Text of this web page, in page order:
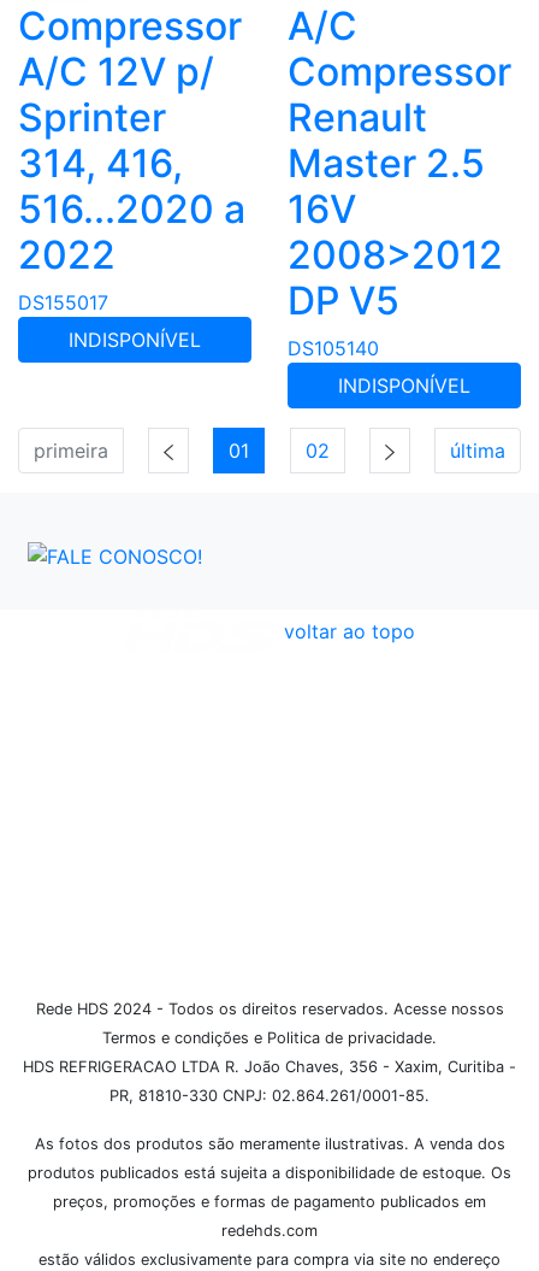
Compressor
A/C 12V p/
Sprinter
314, 416,
516...2020 a
2022
DS155017
INDISPONÍVEL
A/C
Compressor
Renault
Master 2.5
16V
2008>2012
DP V5
DS105140
INDISPONÍVEL
primeira 01 02 última
voltar ao topo
Rede HDS 2024 - Todos os direitos reservados. Acesse nossos
Termos e condições e Politica de privacidade.
HDS REFRIGERACAO LTDA R. João Chaves, 356 - Xaxim, Curitiba -
PR, 81810-330 CNPJ: 02.864.261/0001-85.
As fotos dos produtos são meramente ilustrativas. A venda dos
produtos publicados está sujeita a disponibilidade de estoque. Os
preços, promoções e formas de pagamento publicados em
redehds.com
estão válidos exclusivamente para compra via site no endereço